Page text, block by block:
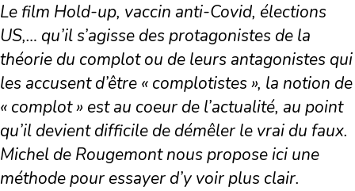
Le film Hold-up, vaccin anti-Covid, élections
US,… qu’il s’agisse des protagonistes de la
théorie du complot ou de leurs antagonistes qui
les accusent d’être « complotistes », la notion de
« complot » est au coeur de l’actualité, au point
qu’il devient difficile de démêler le vrai du faux.
Michel de Rougemont nous propose ici une
méthode pour essayer d’y voir plus clair.